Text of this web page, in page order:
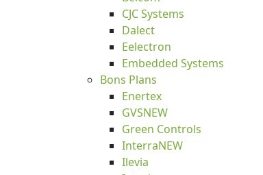
CJC Systems
Dalect
Eelectron
Embedded Systems
Bons Plans
Enertex
GVSNEW
Green Controls
InterraNEW
Ilevia